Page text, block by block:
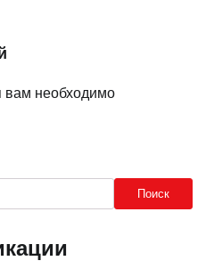
вам необходимо
Поиск